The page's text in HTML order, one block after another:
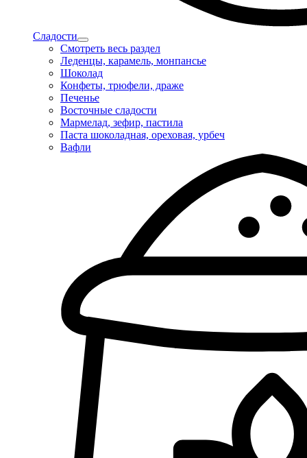
Сладости
Смотреть весь раздел
Леденцы, карамель, монпансье
Шоколад
Конфеты, трюфели, драже
Печенье
Восточные сладости
Мармелад, зефир, пастила
Паста шоколадная, ореховая, урбеч
Вафли